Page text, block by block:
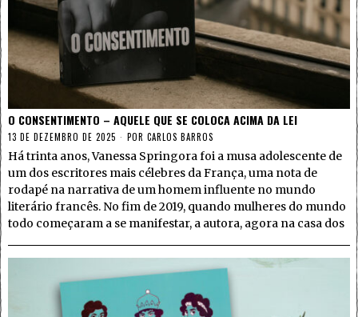
O CONSENTIMENTO – AQUELE QUE SE COLOCA ACIMA DA LEI
13 DE DEZEMBRO DE 2025 POR CARLOS BARROS
Há trinta anos, Vanessa Springora foi a musa adolescente de
um dos escritores mais célebres da França, uma nota de
rodapé na narrativa de um homem influente no mundo
literário francês. No fim de 2019, quando mulheres do mundo
todo começaram a se manifestar, a autora, agora na casa dos